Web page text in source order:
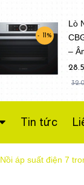
11%
Lò
–
Tin tức
Nồi áp suất điện 7